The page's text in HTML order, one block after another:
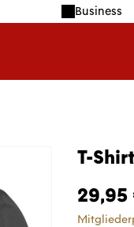
Business
T-
29,95